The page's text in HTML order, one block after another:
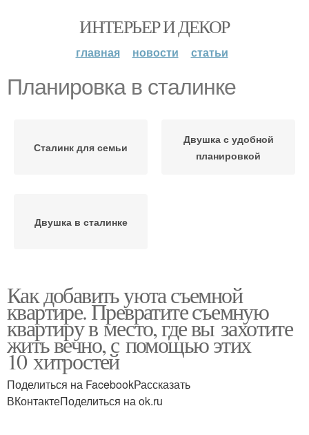
ИНТЕРЬЕР И ДЕКОР
главная новости статьи
Планировка в сталинке
Сталинк для семьи
Двушка с удобной
планировкой
Двушка в сталинке
Как добавить уюта съемной
квартире. Превратите съемную
квартиру в место, где вы захотите
жить вечно, с помощью этих
10 хитростей
Поделиться на FacebookРассказать
ВКонтактеПоделиться на ok.ru